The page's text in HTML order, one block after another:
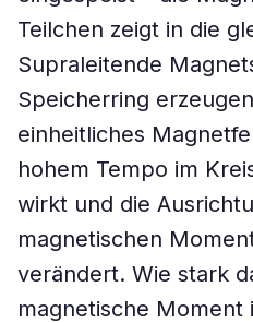
Teilchen zeigt in die
Supraleitende
Speicherring
einheitliches
hohem Tempo im
wirkt und die
magnetischen
verändert. Wie stark
magnetische Moment